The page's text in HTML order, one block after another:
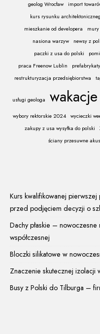
geolog Wrocław
import
kurs rysunku
mieszkanie od developera
mury
nasiona warzyw
newsy z
paczki z usa do polski
praca Freenow Lublin
restrukturyzacja przedsiębiorstwa
usługi geologa
wybory rektorskie 2024 wycieczki
zakupy z usa wysyłka do polski
ściany przesuwne
Kurs kwalifikowanej
przed podjęciem decyzji o
Dachy płaskie –
współczesnej
Bloczki silikatowe w
Znaczenie skutecznej izolacji
Busy z Polski do Tilburga –